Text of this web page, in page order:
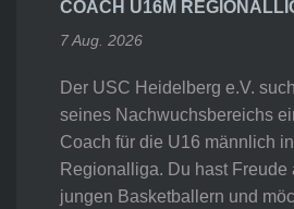
COACH U16M
7 Aug. 2026
Der USC Heidelberg e.V.
seines Nachwuchsbereichs
Coach für die U16 männlich
Regionalliga. Du hast Freude
jungen Basketballern und